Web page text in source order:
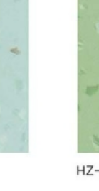
电工业-华工系列